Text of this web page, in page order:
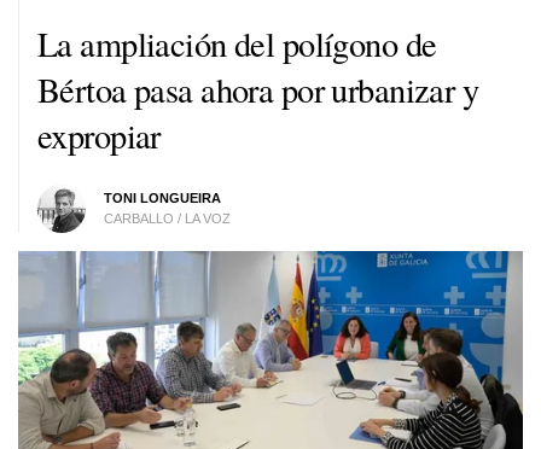
La ampliación del polígono de
Bértoa pasa ahora por urbanizar y
expropiar
TONI LONGUEIRA
CARBALLO / LA VOZ